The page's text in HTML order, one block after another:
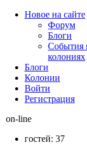
Новое на сайте
Форум
Блоги
События
колониях
Блоги
Колонии
Войти
Peгиcтpaция
on-line
гостей: 37